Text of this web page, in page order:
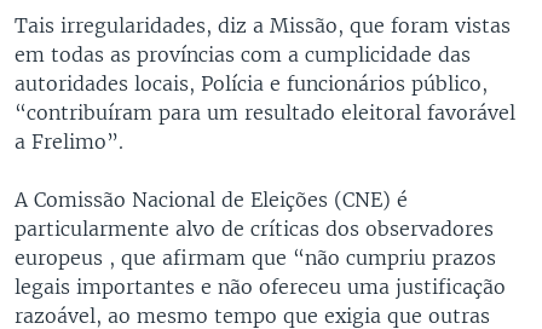
Tais irregularidades, diz a Missão, que foram vistas
em todas as províncias com a cumplicidade das
autoridades locais, Polícia e funcionários público,
“contribuíram para um resultado eleitoral favorável
a Frelimo”.
A Comissão Nacional de Eleições (CNE) é
particularmente alvo de críticas dos observadores
europeus , que afirmam que “não cumpriu prazos
legais importantes e não ofereceu uma justificação
razoável, ao mesmo tempo que exigia que outras